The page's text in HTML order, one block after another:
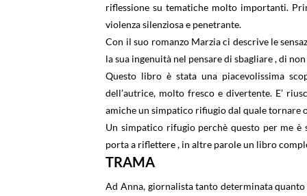
riflessione su tematiche molto importanti.
violenza silenziosa e penetrante.
Con il suo romanzo Marzia ci descrive le
la sua ingenuità nel pensare di sbagliare , di
Questo libro è stata una piacevolissima
dell’autrice, molto fresco e divertente. E’
amiche un simpatico rifiugio dal quale tornare
Un simpatico rifugio perchè questo per me
porta a riflettere , in altre parole un libro
TRAMA
Ad Anna, giornalista tanto determinata